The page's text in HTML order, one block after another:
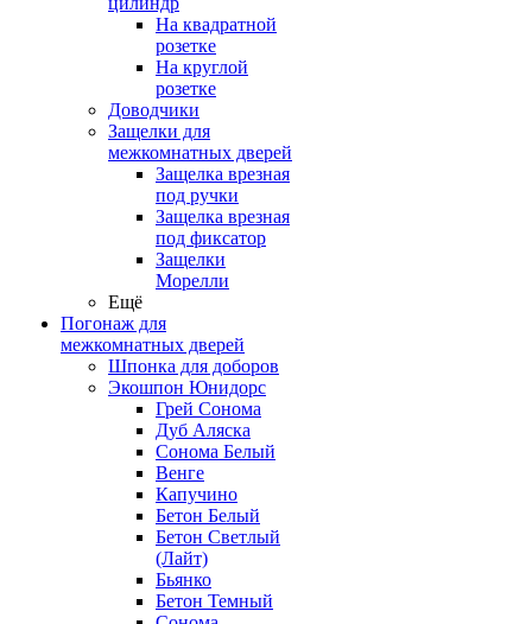
На квадратной
розетке
На круглой
розетке
Доводчики
Защелки для
межкомнатных дверей
Защелка врезная
под ручки
Защелка врезная
под фиксатор
Защелки
Морелли
Ещё
Погонаж для
межкомнатных дверей
Шпонка для доборов
Экошпон Юнидорс
Грей Сонома
Дуб Аляска
Сонома Белый
Венге
Капучино
Бетон Белый
Бетон Светлый
(Лайт)
Бьянко
Бетон Темный